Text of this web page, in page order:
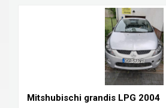
Mitshubischi grandis LPG 2004